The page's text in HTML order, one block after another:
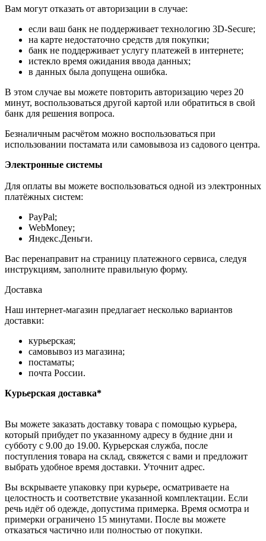
Вам могут отказать от авторизации в случае:
если ваш банк не поддерживает технологию 3D-Secure;
на карте недостаточно средств для покупки;
банк не поддерживает услугу платежей в интернете;
истекло время ожидания ввода данных;
в данных была допущена ошибка.
В этом случае вы можете повторить авторизацию через 20
минут, воспользоваться другой картой или обратиться в свой
банк для решения вопроса.
Безналичным расчётом можно воспользоваться при
использовании постамата или самовывоза из садового центра.
Электронные системы
Для оплаты вы можете воспользоваться одной из электронных
платёжных систем:
PayPal;
WebMoney;
Яндекс.Деньги.
Вас перенаправит на страницу платежного сервиса, следуя
инструкциям, заполните правильную форму.
Доставка
Наш интернет-магазин предлагает несколько вариантов
доставки:
курьерская;
самовывоз из магазина;
постаматы;
почта России.
Курьерская доставка*
Вы можете заказать доставку товара с помощью курьера,
который прибудет по указанному адресу в будние дни и
субботу с 9.00 до 19.00. Курьерская служба, после
поступления товара на склад, свяжется с вами и предложит
выбрать удобное время доставки. Уточнит адрес.
Вы вскрываете упаковку при курьере, осматриваете на
целостность и соответствие указанной комплектации. Если
речь идёт об одежде, допустима примерка. Время осмотра и
примерки ограничено 15 минутами. После вы можете
отказаться частично или полностью от покупки.